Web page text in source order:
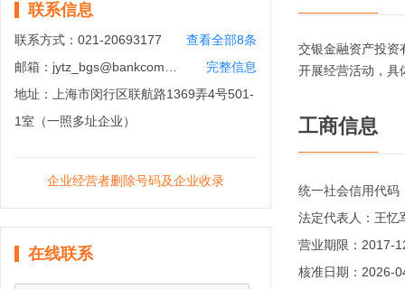
联系信息
联系方式： 021-20693177
查看全部8条
邮箱：
完整信息
地址：
上海市闵行区联航路1369弄4号501-
1室（一照多址企业）
企业经营者删除号码及企业收录
在线联系
交银金融资产投资
开展经营活动，具
工商信息
统一社会信用代码
法定代表人： 王忆
营业期限： 2017-
核准日期： 2026-